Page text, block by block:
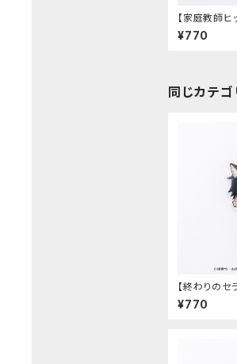
【家庭教師ヒ
び猫アクリル
（獄寺10年後）
¥770
同じカテ
【終わりのセ
キーホルダー
¥770